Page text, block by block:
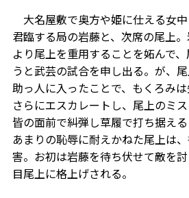
大名屋敷で奥方や姫に仕える女
君臨する局の岩藤と、次席の尾上
より尾上を重用することを妬んで
うと武芸の試合を申し出る。が、
助っ人に入ったことで、もくろみ
さらにエスカレートし、尾上のミス
皆の面前で糾弾し草履で打ち据える
あまりの恥辱に耐えかねた尾上は
害。お初は岩藤を待ち伏せて敵を
目尾上に格上げされる。